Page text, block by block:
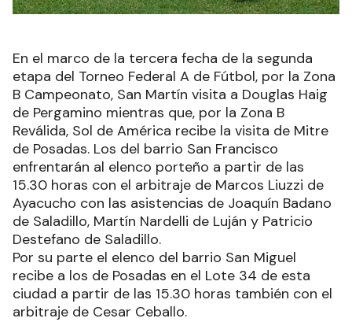
En el marco de la tercera fecha de la segunda
etapa del Torneo Federal A de Fútbol, por la Zona
B Campeonato, San Martín visita a Douglas Haig
de Pergamino mientras que, por la Zona B
Reválida, Sol de América recibe la visita de Mitre
de Posadas. Los del barrio San Francisco
enfrentarán al elenco porteño a partir de las
15.30 horas con el arbitraje de Marcos Liuzzi de
Ayacucho con las asistencias de Joaquín Badano
de Saladillo, Martín Nardelli de Luján y Patricio
Destefano de Saladillo.
Por su parte el elenco del barrio San Miguel
recibe a los de Posadas en el Lote 34 de esta
ciudad a partir de las 15.30 horas también con el
arbitraje de Cesar Ceballo.